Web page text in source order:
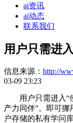
ai资讯
ai动态
联系我们
用户只需进
信息来源： http://
03-09 23:23
用户只需进入“使
产力同伴”。即可挪
户存储的私有学问